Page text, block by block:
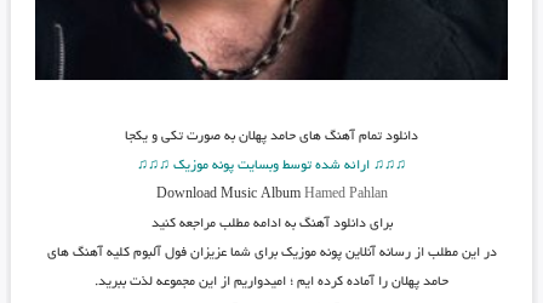
دانلود تمام آهنگ های حامد پهلان به صورت تکی و یکجا
♫♫♫ ارائه شده توسط وبسایت پونه موزیک ♫♫♫
Download Music Album Hamed Pahlan
برای دانلود آهنگ به ادامه مطلب مراجعه کنید
در این مطلب از رسانه آنلاین پونه موزیک برای شما عزیزان فول آلبوم کلیه آهنگ های
حامد پهلان را آماده کرده ایم ؛ امیدواریم از این مجموعه لذت ببرید.